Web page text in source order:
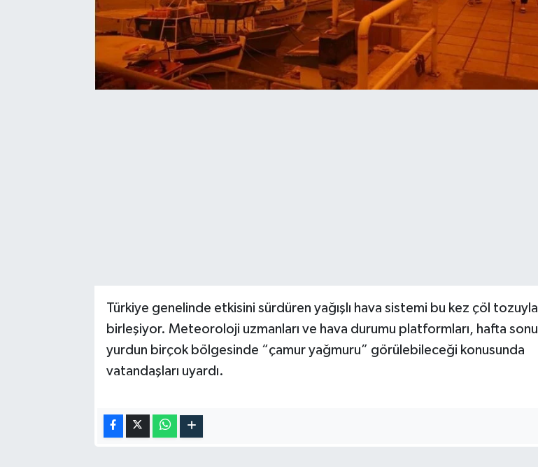
Türkiye genelinde etkisini sürdüren yağışlı hava sistemi bu kez çöl tozuyla
birleşiyor. Meteoroloji uzmanları ve hava durumu platformları, hafta sonu
yurdun birçok bölgesinde “çamur yağmuru” görülebileceği konusunda
vatandaşları uyardı.